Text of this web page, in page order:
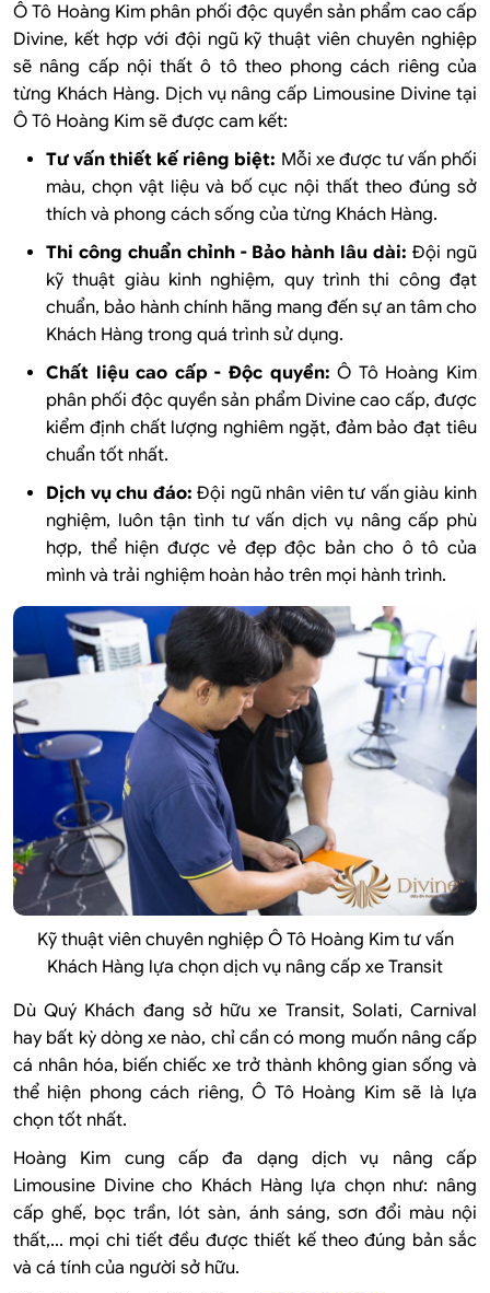
Ô Tô Hoàng Kim phân phối độc quyền sản phẩm cao cấp
Divine, kết hợp với đội ngũ kỹ thuật viên chuyên nghiệp
sẽ nâng cấp nội thất ô tô theo phong cách riêng của
từng Khách Hàng. Dịch vụ nâng cấp Limousine Divine tại
Ô Tô Hoàng Kim sẽ được cam kết:
Tư vấn thiết kế riêng biệt: Mỗi xe được tư vấn phối
màu, chọn vật liệu và bố cục nội thất theo đúng sở
thích và phong cách sống của từng Khách Hàng.
Thi công chuẩn chỉnh - Bảo hành lâu dài:Đội ngũ
kỹ thuật giàu kinh nghiệm, quy trình thi công đạt
chuẩn, bảo hành chính hãng mang đến sự an tâm cho
Khách Hàng trong quá trình sử dụng.
Chất liệu cao cấp - Độc quyền:Ô Tô Hoàng Kim
phân phối độc quyền sản phẩm Divine cao cấp, được
kiểm định chất lượng nghiêm ngặt, đảm bảo đạt tiêu
chuẩn tốt nhất.
Dịch vụ chu đáo:Đội ngũ nhân viên tư vấn giàu kinh
nghiệm, luôn tận tình tư vấn dịch vụ nâng cấp phù
hợp, thể hiện được vẻ đẹp độc bản cho ô tô của
mình và trải nghiệm hoàn hảo trên mọi hành trình.
Kỹ thuật viên chuyên nghiệp Ô Tô Hoàng Kim tư vấn
Khách Hàng lựa chọn dịch vụ nâng cấp xe Transit
Dù Quý Khách đang sở hữu xe Transit, Solati, Carnival
hay bất kỳ dòng xe nào, chỉ cần có mong muốn nâng cấp
cá nhân hóa, biến chiếc xe trở thành không gian sống và
thể hiện phong cách riêng, Ô Tô Hoàng Kim sẽ là lựa
chọn tốt nhất.
Hoàng Kim cung cấp đa dạng dịch vụ nâng cấp
Limousine Divine cho Khách Hàng lựa chọn như: nâng
cấp ghế, bọc trần, lót sàn, ánh sáng, sơn đổi màu nội
thất,... mọi chi tiết đều được thiết kế theo đúng bản sắc
và cá tính của người sở hữu.